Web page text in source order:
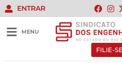
ENTRAR
MENU
FILIE-SE